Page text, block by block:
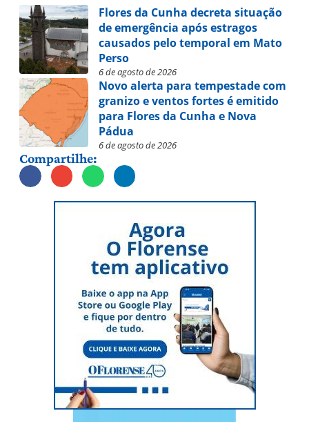
Flores da Cunha decreta situação
de emergência após estragos
causados pelo temporal em Mato
Perso
6 de agosto de 2026
Novo alerta para tempestade com
granizo e ventos fortes é emitido
para Flores da Cunha e Nova
Pádua
6 de agosto de 2026
Compartilhe: